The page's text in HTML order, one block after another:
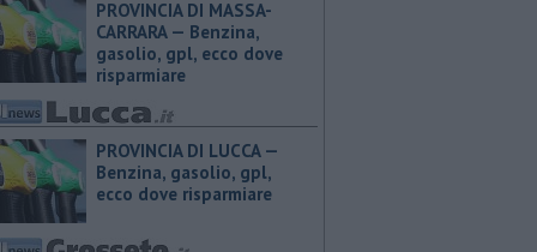
PROVINCIA DI MASSA-
CARRARA — ​Benzina,
gasolio, gpl, ecco dove
risparmiare
PROVINCIA DI LUCCA — ​
Benzina, gasolio, gpl,
ecco dove risparmiare